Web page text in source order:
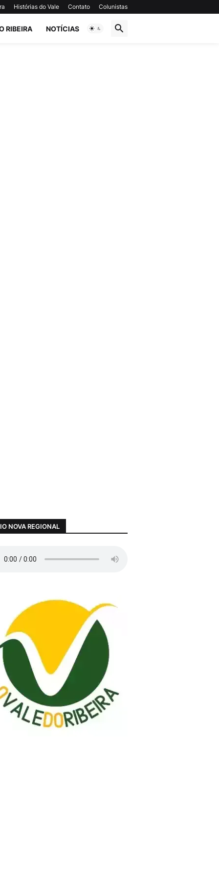
Histórias do Vale Contato Colunistas
RIBEIRA NOTÍCIAS
NOVA REGIONAL